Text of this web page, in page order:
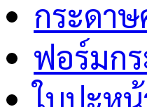
กระดา
ฟอร์มก
ใบปะห